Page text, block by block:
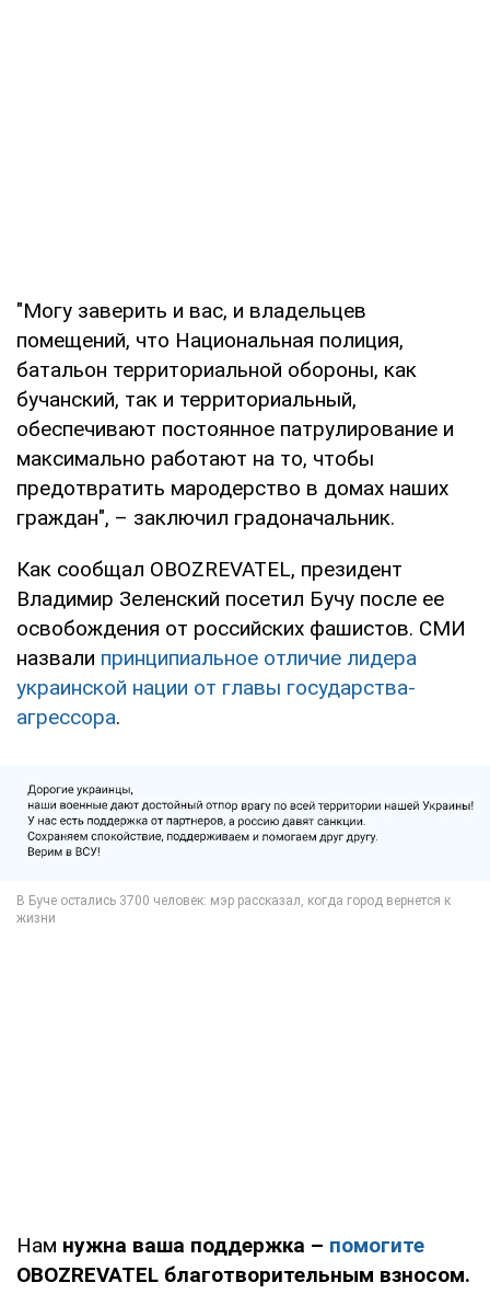
"Могу заверить и вас, и владельцев
помещений, что Национальная полиция,
батальон территориальной обороны, как
бучанский, так и территориальный,
обеспечивают постоянное патрулирование и
максимально работают на то, чтобы
предотвратить мародерство в домах наших
граждан", – заключил градоначальник.
Как сообщал OBOZREVATEL, президент
Владимир Зеленский посетил Бучу после ее
освобождения от российских фашистов. СМИ
назвали принципиальное отличие лидера
украинской нации от главы государства-
агрессора.
Нам нужна ваша поддержка – помогите
OBOZREVATEL благотворительным взносом.